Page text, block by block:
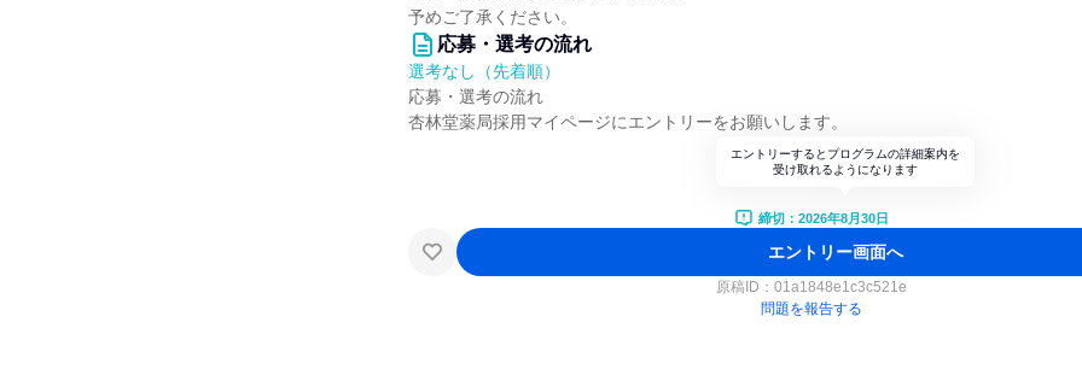
予めご了承ください。
応募・選考の流れ
選考なし（先着順）
応募・選考の流れ
杏林堂薬局採用マイページにエントリーをお願いします。
エントリーするとプログラムの詳細案内を
受け取れるようになります
締切：2026年8月30日
エントリー画面へ
原稿ID： 01a1848e1c3c521e
問題を報告する